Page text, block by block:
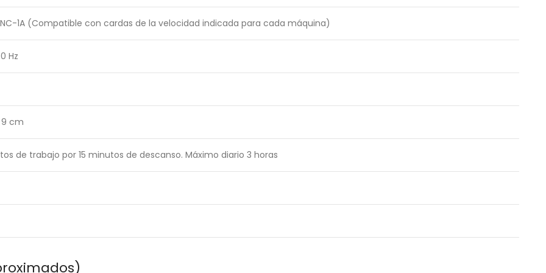
1A (Compatible con cardas de la velocidad indicada para cada máquina)
Hz
cm
de trabajo por 15 minutos de descanso. Máximo diario 3 horas